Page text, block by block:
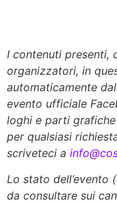
I contenuti presenti,
organizzatori, in
automaticamente
evento ufficiale
loghi e parti grafiche
per qualsiasi
scriveteci a
Lo stato dell’evento
da consultare sui